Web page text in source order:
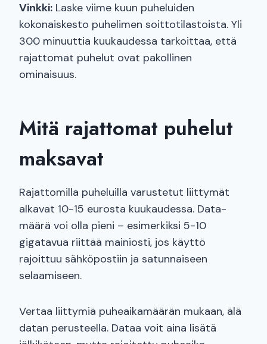
Vinkki: Laske viime kuun puheluiden
kokonaiskesto puhelimen soittotilastoista. Yli
300 minuuttia kuukaudessa tarkoittaa, että
rajattomat puhelut ovat pakollinen
ominaisuus.
Mitä rajattomat puhelut
maksavat
Rajattomilla puheluilla varustetut liittymät
alkavat 10-15 eurosta kuukaudessa. Data-
määrä voi olla pieni – esimerkiksi 5-10
gigatavua riittää mainiosti, jos käyttö
rajoittuu sähköpostiin ja satunnaiseen
selaamiseen.
Vertaa liittymiä puheaikamäärän mukaan, älä
datan perusteella. Dataa voit aina lisätä